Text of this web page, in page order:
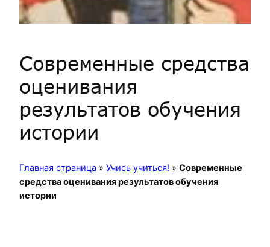
Современные средства
оценивания
результатов обучения
истории
Главная страница » Учись учиться! » Современные
средства оценивания результатов обучения
истории